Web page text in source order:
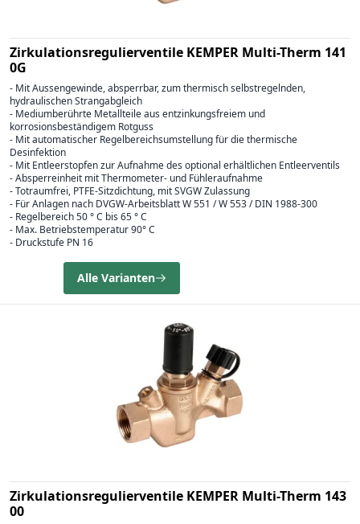
Zirkulationsregulierventile KEMPER Multi-Therm 141
0G
- Mit Aussengewinde, absperrbar, zum thermisch selbstregelnden,
hydraulischen Strangabgleich
- Mediumberührte Metallteile aus entzinkungsfreiem und
korrosionsbeständigem Rotguss
- Mit automatischer Regelbereichsumstellung für die thermische
Desinfektion
- Mit Entleerstopfen zur Aufnahme des optional erhältlichen Entleerventils
- Absperreinheit mit Thermometer- und Fühleraufnahme
- Totraumfrei, PTFE-Sitzdichtung, mit SVGW Zulassung
- Für Anlagen nach DVGW-Arbeitsblatt W 551 / W 553 / DIN 1988-300
- Regelbereich 50 ° C bis 65 ° C
- Max. Betriebstemperatur 90° C
- Druckstufe PN 16
Alle Varianten
Zirkulationsregulierventile KEMPER Multi-Therm 143
00